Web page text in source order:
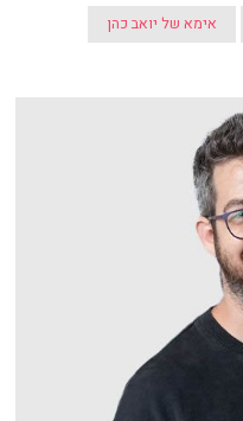
אימא של יואב כהן